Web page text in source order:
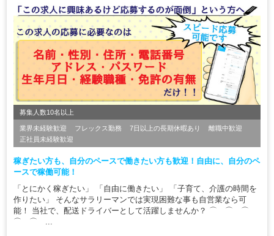
募集人数10名以上
業界未経験歓迎 フレックス勤務 7日以上の長期休暇あり
離職中歓迎
正社員未経験歓迎
稼ぎたい方も、自分のペースで働きたい方も歓迎！自由に、自分のペ
ースで稼働可能！
「とにかく稼ぎたい」 「自由に働きたい」 「子育て、介護の時間を
作りたい」 そんなサラリーマンでは実現困難な事も自営業なら可
能！ 当社で、配送ドライバーとして活躍しませんか？ ⌒ ⌒ ⌒
⌒ ⌒ ...